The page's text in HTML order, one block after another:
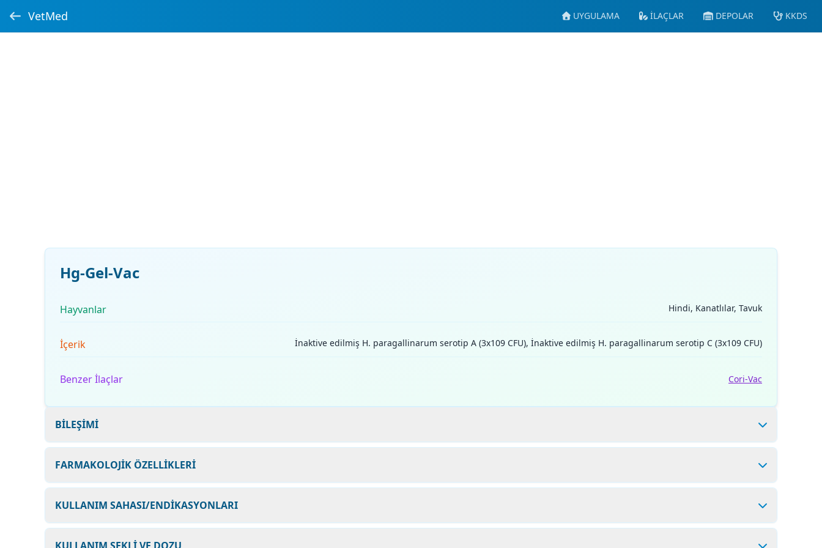
VetMed UYGULAMA İLAÇLAR DEPOLAR KKDS
Hg-Gel-Vac
Hayvanlar Hindi, Kanatlılar, Tavuk
İçerik İnaktive edilmiş H. paragallinarum serotip A (3x109 CFU), İnaktive edilmiş H. paragallinarum serotip C (3x109 CFU)
Benzer İlaçlar Cori-Vac
BİLEŞİMİ
FARMAKOLOJİK ÖZELLİKLERİ
KULLANIM SAHASI/ENDİKASYONLARI